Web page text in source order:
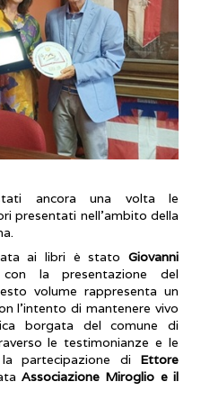
ancora una volta le
presentati nell’ambito della
ai libri è stato Giovanni
la presentazione del
volume rappresenta un
l’intento di mantenere vivo
borgata del comune di
le testimonianze e le
partecipazione di Ettore
Associazione Miroglio e il